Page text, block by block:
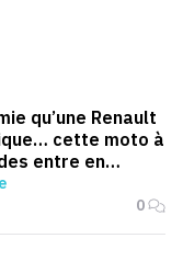
qu’une Renault
cette moto à
entre en
0